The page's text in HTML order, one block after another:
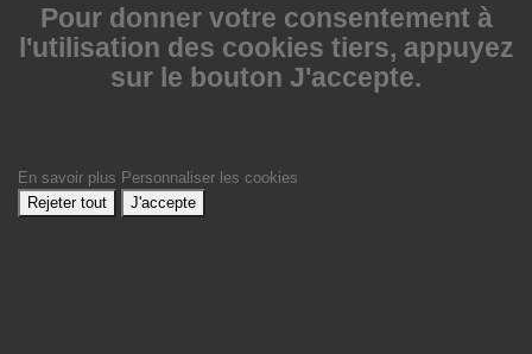
Pour donner votre consentement à
l'utilisation des cookies tiers, appuyez
sur le bouton J'accepte.
En savoir plus Personnaliser les cookies
Rejeter tout
J'accepte